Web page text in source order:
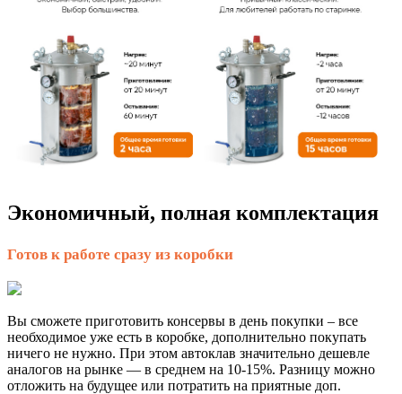
Экономичный, полная комплектация
Готов к работе сразу из коробки
Вы сможете приготовить консервы в день покупки – все
необходимое уже есть в коробке, дополнительно покупать
ничего не нужно. При этом автоклав значительно дешевле
аналогов на рынке — в среднем на 10-15%. Разницу можно
отложить на будущее или потратить на приятные доп.